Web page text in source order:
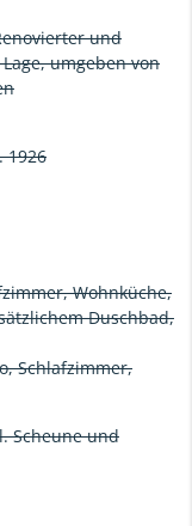
und
umgeben von
1926
Wohnküche,
Duschbad,
Schlafzimmer,
Scheune und